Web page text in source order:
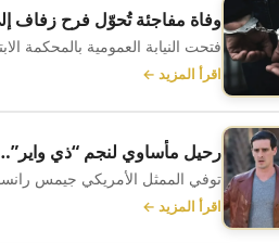
وفاة مفاجئة تُحوّل فرح زفاف
فتحت النيابة العمومية بالمحكمة
اقرأ المزيد ←
رحيل مأساوي لنجم “ذي واير”…
توفي الممثل الأمريكي جيمس
اقرأ المزيد ←